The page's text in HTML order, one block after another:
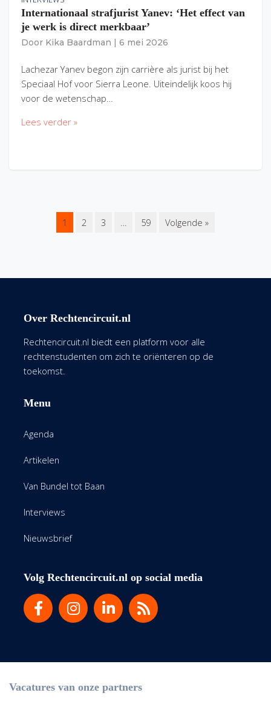
Internationaal strafjurist Yanev: ‘Het effect van
je werk is direct merkbaar’
Door Kika Baardman 6 mei 2026
Lachezar Yanev begon zijn carrière als jurist bij het
Speciaal Hof voor Sierra Leone. Uiteindelijk koos hij
voor de wetenschap…
Lees verder »
1 2 3 … 59 Volgende »
Over Rechtencircuit.nl
Rechtencircuit.nl biedt een platform voor alle
rechtenstudenten om zich te oriënteren op de
toekomst.
Menu
Agenda
Artikelen
Van Bundel tot Baan
Interviews
Nieuwsbrief
Volg Rechtencircuit.nl op social media
Vacatures van onze partners